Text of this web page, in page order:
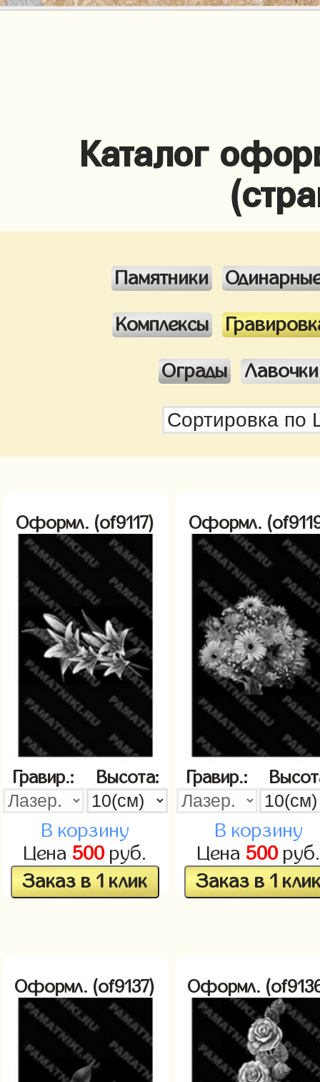
Каталог
Памятники
Комплексы
Ограды
Оформл. (of9117)
Гравир.: Высота:
В корзину
Цена 500руб.
Заказ в 1 клик
Оформл.
Гравир.:
В корзину
Цена 500руб.
Заказ в 1
Оформл. (of9137) Оформл.